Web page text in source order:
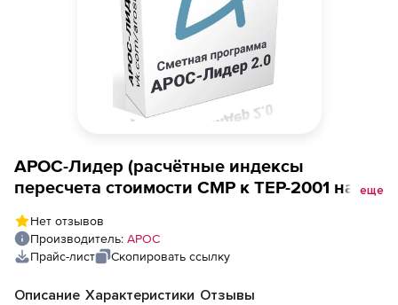
АРОС-Лидер (расчётные индексы
пересчета стоимости СМР к ТЕР-2001 на 1
рабочие места
еще
Нет отзывов
Производитель: АРОС
Прайс-лист
Скопировать ссылку
Описание Характеристики Отзывы